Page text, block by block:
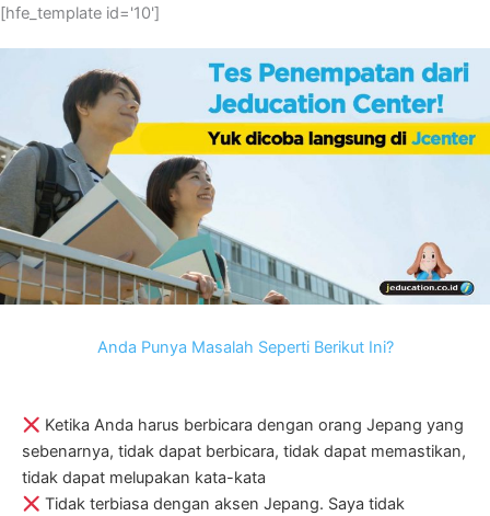
[hfe_template id='10']
Anda Punya Masalah Seperti Berikut Ini?
Ketika Anda harus berbicara dengan orang Jepang yang
sebenarnya, tidak dapat berbicara, tidak dapat memastikan,
tidak dapat melupakan kata-kata
Tidak terbiasa dengan aksen Jepang. Saya tidak